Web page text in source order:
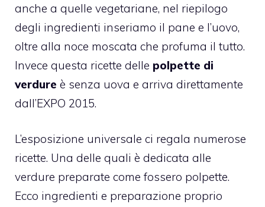
anche a quelle vegetariane, nel riepilogo
degli ingredienti inseriamo il pane e l’uovo,
oltre alla noce moscata che profuma il tutto.
Invece questa ricette delle polpette di
verdure è senza uova e arriva direttamente
dall’EXPO 2015.
L’esposizione universale ci regala numerose
ricette. Una delle quali è dedicata alle
verdure preparate come fossero polpette.
Ecco ingredienti e preparazione proprio